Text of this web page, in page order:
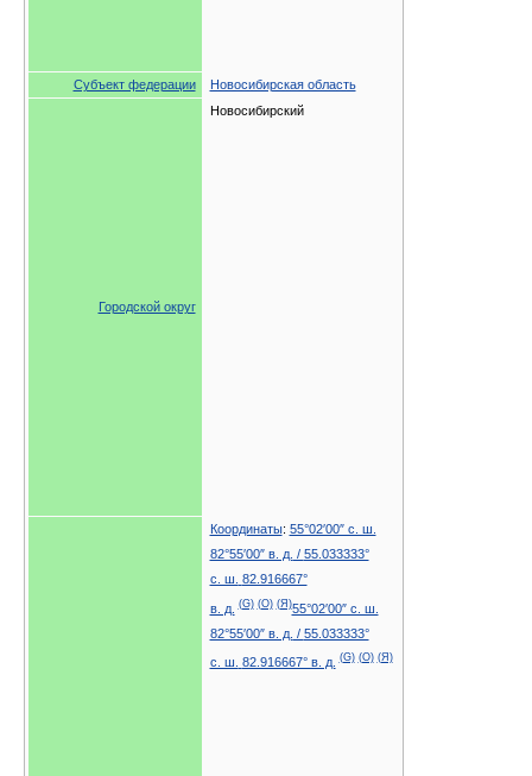
Субъект федерации Новосибирская область
Городской округ
Новосибирский
Координаты: 55°02′00″ с. ш.
82°55′00″ в. д. / 55.033333°
с. ш. 82.916667°
в. д. (G) (O) (Я)55°02′00″ с. ш.
82°55′00″ в. д. / 55.033333°
с. ш. 82.916667° в. д. (G) (O) (Я)